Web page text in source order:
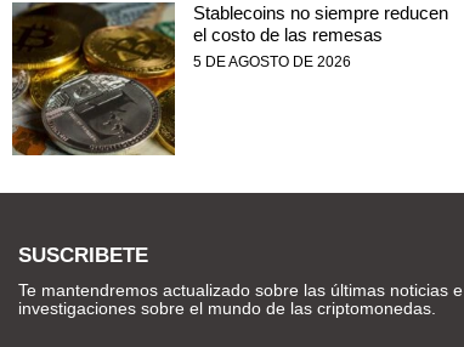
Stablecoins no siempre reducen
el costo de las remesas
5 DE AGOSTO DE 2026
SUSCRIBETE
Te mantendremos actualizado sobre las últimas noticias e
investigaciones sobre el mundo de las criptomonedas.